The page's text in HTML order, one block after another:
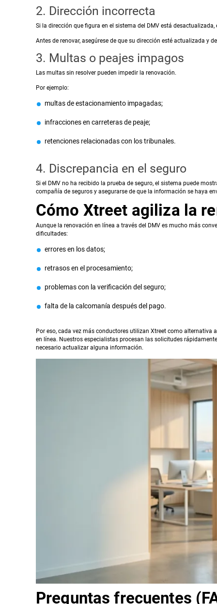
2. Dirección incorrecta
Si la dirección que figura en el sistema del DMV está
Antes de renovar, asegúrese de que su dirección esté actualizada y
3. Multas o peajes impagos
Las multas sin resolver pueden impedir la renovación.
Por ejemplo:
multas de estacionamiento impagadas;
infracciones en carreteras de peaje;
retenciones relacionadas con los tribunales.
4. Discrepancia en el seguro
Si el DMV no ha recibido la prueba de seguro, el sistema puede
compañía de seguros y asegurarse de que la información se haya
Cómo Xtreet agiliza la
Aunque la renovación en línea a través del DMV es mucho más
dificultades:
errores en los datos;
retrasos en el procesamiento;
problemas con la verificación del seguro;
falta de la calcomanía después del pago.
Por eso, cada vez más conductores utilizan Xtreet como
en línea. Nuestros especialistas procesan las solicitudes
necesario actualizar alguna información.
Preguntas frecuentes